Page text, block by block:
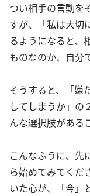
つい相手の言動を
すが、「私は大切
るようになると、
ものなのか、自分
そうすると、「嫌
してしまうか」の
んな選択肢がある
こんなふうに、先
ら始めてみてくだ
いた心が、「今」